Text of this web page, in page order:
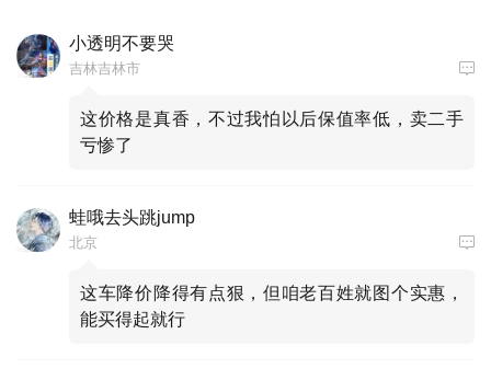
小透明不要哭
吉林吉林市
这价格是真香，不过我怕以后保值率低，卖二手
亏惨了
蛙哦去头跳jump
北京
这车降价降得有点狠，但咱老百姓就图个实惠，
能买得起就行